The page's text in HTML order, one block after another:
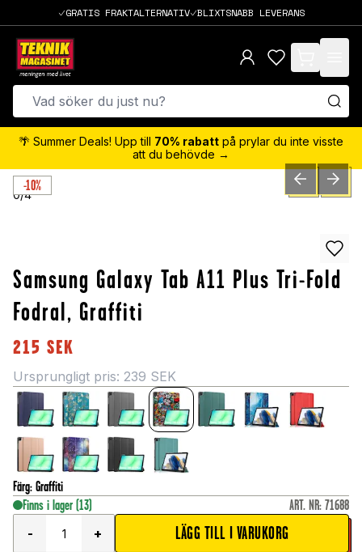
GRATIS FRAKTALTERNATIV BLIXTSNABB LEVERANS
items in cart,
🌴 Summer Deals! Upp till 70% rabatt på prylar du inte visste
att du behövde →
-10%
0/4 PREVIOUSNEXT
Samsung Galaxy Tab A11 Plus Tri-Fold
Fodral, Graffiti
215 SEK
Ursprungligt pris: 239 SEK
Färg: Graffiti
Finns i lager (13) ART. NR: 71688
-
+ LÄGG TILL I VARUKORG